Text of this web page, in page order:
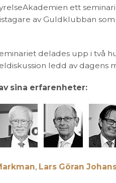
ett
av Guldklubban
delades upp i två
ledd av dagens
sina erfarenheter:
, Lars Göran